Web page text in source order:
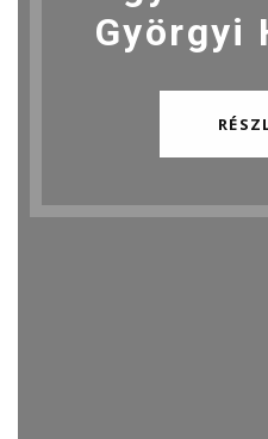
Györgyi